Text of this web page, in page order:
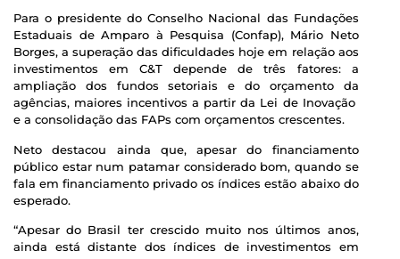
Para o presidente do Conselho Nacional das Fundações
Estaduais de Amparo à Pesquisa (Confap), Mário Neto
Borges, a superação das dificuldades hoje em relação aos
investimentos em C&T depende de três fatores: a
ampliação dos fundos setoriais e do orçamento da
agências, maiores incentivos a partir da Lei de Inovação
e a consolidação das FAPs com orçamentos crescentes.
Neto destacou ainda que, apesar do financiamento
público estar num patamar considerado bom, quando se
fala em financiamento privado os índices estão abaixo do
esperado.
“Apesar do Brasil ter crescido muito nos últimos anos,
ainda está distante dos índices de investimentos em